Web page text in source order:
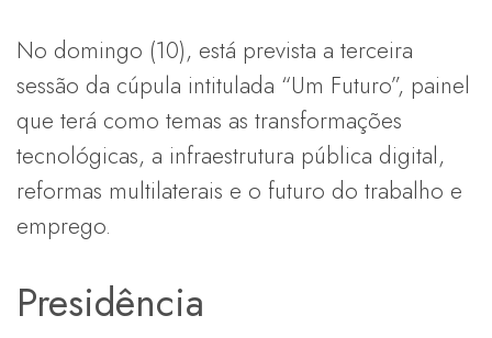
No domingo (10), está prevista a terceira
sessão da cúpula intitulada “Um Futuro”, painel
que terá como temas as transformações
tecnológicas, a infraestrutura pública digital,
reformas multilaterais e o futuro do trabalho e
emprego.
Presidência